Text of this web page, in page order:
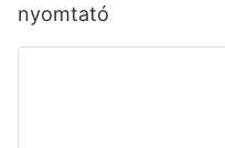
nyomtató